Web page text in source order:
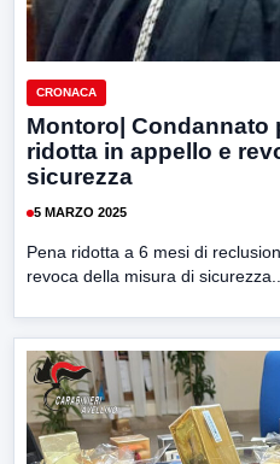
CRONACA
Montoro| Condannato
ridotta in appello e
sicurezza
5 MARZO 2025
Pena ridotta a 6 mesi di
revoca della misura di sicurezza...